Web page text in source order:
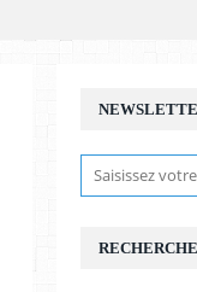
RECHERCHE